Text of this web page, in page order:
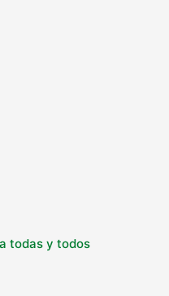
todas y todos